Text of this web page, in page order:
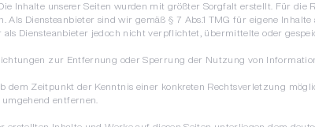
Inhalte unserer Seiten wurden mit größter Sorgfalt erstellt. Für
Als Diensteanbieter sind wir gemäß § 7 Abs.1 TMG für eigene
als Diensteanbieter jedoch nicht verpflichtet, übermittelte oder
zur Entfernung oder Sperrung der Nutzung von
dem Zeitpunkt der Kenntnis einer konkreten Rechtsverletzung
entfernen.